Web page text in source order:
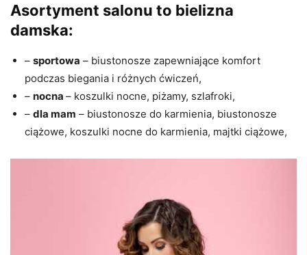
Asortyment salonu to bielizna
damska:
– sportowa – biustonosze zapewniające komfort
podczas biegania i różnych ćwiczeń,
– nocna – koszulki nocne, piżamy, szlafroki,
– dla mam – biustonosze do karmienia, biustonosze
ciążowe, koszulki nocne do karmienia, majtki ciążowe,